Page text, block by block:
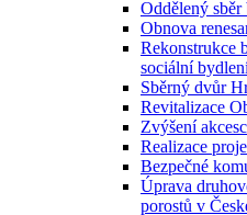
Oddělený
Obnova
Rekonstrukce
sociální
Sběrný dvůr
Revitalizace
Zvýšení
Realizace
Bezpečné
Úprava
porostů v